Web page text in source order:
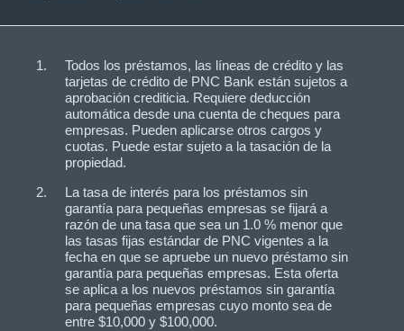
Todos los préstamos, las líneas de crédito y las
tarjetas de crédito de PNC Bank están sujetos a
aprobación crediticia. Requiere deducción
automática desde una cuenta de cheques para
empresas. Pueden aplicarse otros cargos y
cuotas. Puede estar sujeto a la tasación de la
propiedad.
La tasa de interés para los préstamos sin
garantía para pequeñas empresas se fijará a
razón de una tasa que sea un 1.0 % menor que
las tasas fijas estándar de PNC vigentes a la
fecha en que se apruebe un nuevo préstamo sin
garantía para pequeñas empresas. Esta oferta
se aplica a los nuevos préstamos sin garantía
para pequeñas empresas cuyo monto sea de
entre $10,000 y $100,000.